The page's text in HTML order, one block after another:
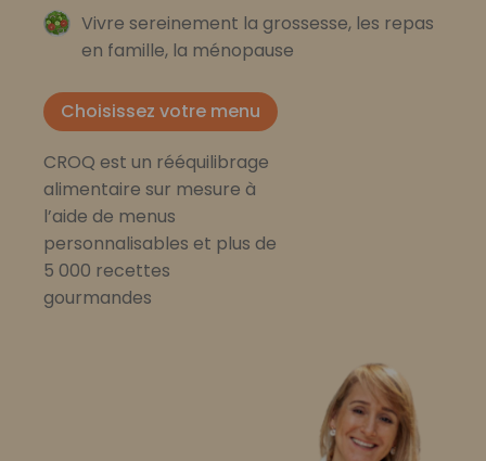
Vivre sereinement la grossesse, les repas
en famille, la ménopause
Choisissez votre menu
CROQ est un rééquilibrage
alimentaire sur mesure à
l’aide de menus
personnalisables et plus de
5 000 recettes
gourmandes